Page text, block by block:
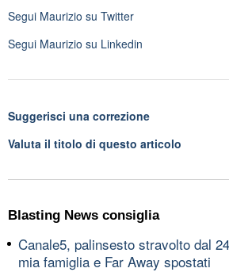
Segui Maurizio su Twitter
Segui Maurizio su Linkedin
Suggerisci una correzione
Valuta il titolo di questo articolo
Blasting News consiglia
Canale5, palinsesto stravolto dal
mia famiglia e Far Away spostati